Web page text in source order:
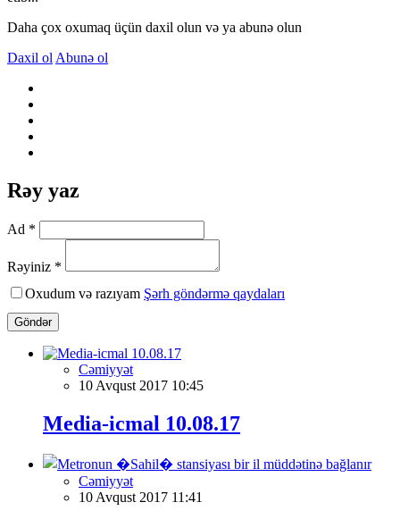
Daha çox oxumaq üçün daxil olun və ya abunə olun
Daxil ol Abunə ol
Rəy yaz
Ad *
Rəyiniz *
Oxudum və razıyam Şərh göndərmə qaydaları
Göndər
Cəmiyyət
10 Avqust 2017 10:45
Media-icmal 10.08.17
Cəmiyyət
10 Avqust 2017 11:41